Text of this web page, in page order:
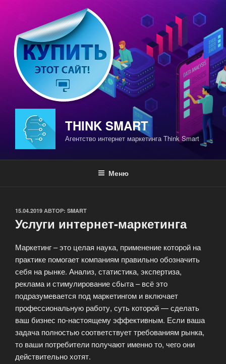
содержимому
THINK SMART
Агентство интернет маркетинга Think Smart
Меню
ОПУБЛИКОВАНО
15.04.2019 АВТОР: SMART
Услуги интернет-маркетинга
Маркетинг – это целая наука, применение которой на
практике помогает компаниям правильно обозначить
себя на рынке. Анализ, статистика, экспертиза,
реклама и стимулирование сбыта – всё это
подразумевается под маркетингом и включает
профессиональную работу, суть которой — сделать
ваш бизнес по-настоящему эффективным. Если ваша
задача полностью соответствует требованиям рынка,
то ваши потребители получают именно то, чего они
действительно хотят.